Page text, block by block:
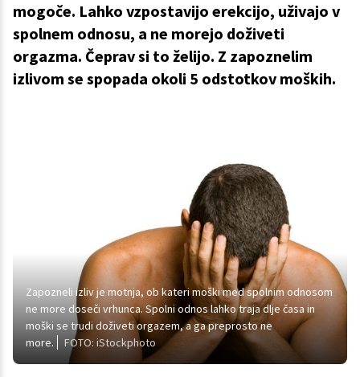
mogoče. Lahko vzpostavijo erekcijo, uživajo v
spolnem odnosu, a ne morejo doživeti
orgazma. Čeprav si to želijo. Z zapoznelim
izlivom se spopada okoli 5 odstotkov moških.
Zapozneli izliv je motnja, ob kateri moški med spolnim odnosom
ne more doseči vrhunca. Spolni odnos lahko traja dlje časa in
moški se trudi doživeti orgazem, a ga preprosto ne
more.
FOTO: iStockphoto